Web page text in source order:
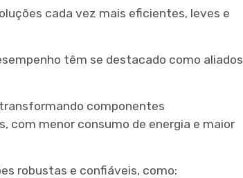
cada vez mais eficientes, leves e
têm se destacado como aliados
componentes
com menor consumo de energia e maior
robustas e confiáveis, como: